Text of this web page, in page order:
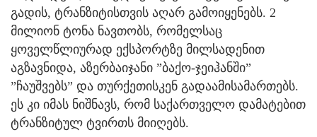
გადის, ტრანზიტისთვის აღარ გამოიყენებს. 2
მილიონ ტონა ნავთობს, რომელსაც
ყოველწლიურად ექსპორტზე მილსადენით
აგზავნიდა, აზერბაიჯანი ”ბაქო-ჯეიჰანში”
”ჩაუშვებს” და თურქეთისკენ გადაამისამართებს.
ეს კი იმას ნიშნავს, რომ საქართველო დამატებით
ტრანზიტულ ტვირთს მიიღებს.